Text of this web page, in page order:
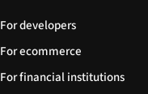
For developers
For ecommerce
For financial institutions